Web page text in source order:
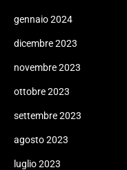
gennaio 2024
dicembre 2023
novembre 2023
ottobre 2023
settembre 2023
agosto 2023
luglio 2023